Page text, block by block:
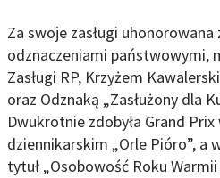
Za swoje zasługi uhonorowana
odznaczeniami państwowymi,
Zasługi RP, Krzyżem
oraz Odznaką „Zasłużony dla
Dwukrotnie zdobyła Grand
dziennikarskim „Orle Pióro”, a
tytuł „Osobowość Roku Warmii